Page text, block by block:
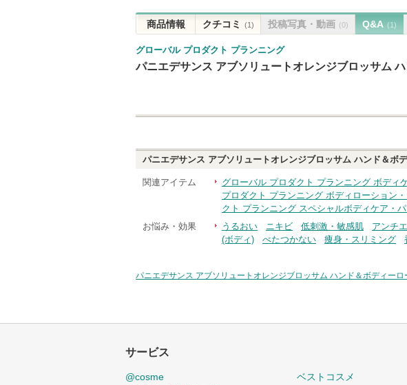
商品情報 クチコミ (1) 投稿写真・動画 (0) Q&A (1)
グローバル プロダクト プランニング
パニエデサンス アブソリュートオレンジブロッサム
パニエデサンス アブソリュートオレンジブロッサム ハンド＆ボ
関連アイテム グローバル プロダクト プランニング ボディ
プロダクト プランニング ボディローション
クト プランニング スペシャルボディケア・
お悩み・効果
うるおい ニキビ 低刺激・敏感肌 アンチ
(ボディ)
べたつかない 痩身・スリミング
パニエデサンス アブソリュートオレンジブロッサム ハンド＆ボディーロ
サービス
@cosme
ベストコスメ